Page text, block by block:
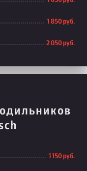
1 850 руб.
2 050 руб.
1 150 руб.